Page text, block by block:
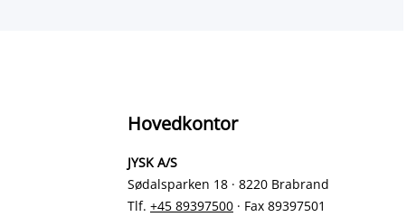
Hovedkontor
JYSK A/S
Sødalsparken 18 · 8220 Brabrand
Tlf. +45 89397500 · Fax 89397501